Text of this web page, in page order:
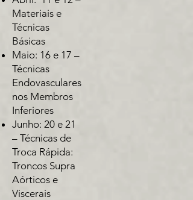
Materiais e
Técnicas
Básicas
Maio: 16 e 17 –
Técnicas
Endovasculares
nos Membros
Inferiores
Junho: 20 e 21
– Técnicas de
Troca Rápida:
Troncos Supra
Aórticos e
Viscerais